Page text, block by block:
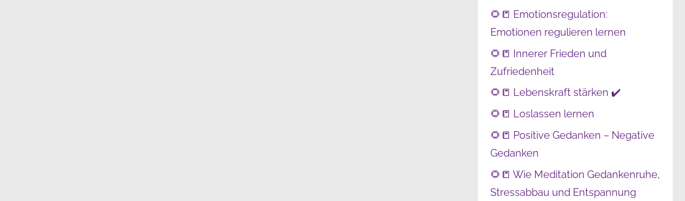
🌻📒 Emotionsregulation:
Emotionen regulieren lernen
🌻📒 Innerer Frieden und
Zufriedenheit
🌻📒 Lebenskraft stärken ✔️
🌻📒 Loslassen lernen
🌻📒 Positive Gedanken – Negative
Gedanken
🌻📒 Wie Meditation Gedankenruhe,
Stressabbau und Entspannung